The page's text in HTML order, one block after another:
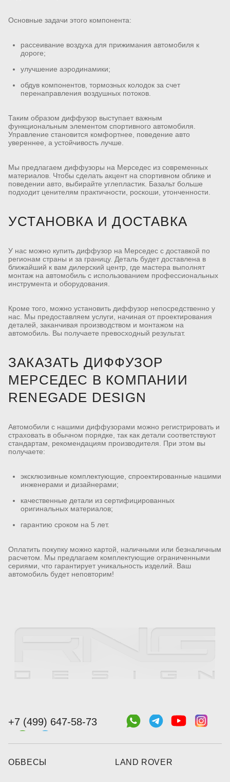
Основные задачи этого компонента:
рассеивание воздуха для прижимания автомобиля к
дороге;
улучшение аэродинамики;
обдув компонентов, тормозных колодок за счет
перенаправления воздушных потоков.
Таким образом диффузор выступает важным
функциональным элементом спортивного автомобиля.
Управление становится комфортнее, поведение авто
увереннее, а устойчивость лучше.
Мы предлагаем диффузоры на Мерседес из современных
материалов. Чтобы сделать акцент на спортивном облике и
поведении авто, выбирайте углепластик. Базальт больше
подходит ценителям практичности, роскоши, утонченности.
УСТАНОВКА И ДОСТАВКА
У нас можно купить диффузор на Мерседес с доставкой по
регионам страны и за границу. Деталь будет доставлена в
ближайший к вам дилерский центр, где мастера выполнят
монтаж на автомобиль с использованием профессиональных
инструмента и оборудования.
Кроме того, можно установить диффузор непосредственно у
нас. Мы предоставляем услуги, начиная от проектирования
деталей, заканчивая производством и монтажом на
автомобиль. Вы получаете превосходный результат.
ЗАКАЗАТЬ ДИФФУЗОР
МЕРСЕДЕС В КОМПАНИИ
RENEGADE DESIGN
Автомобили с нашими диффузорами можно регистрировать и
страховать в обычном порядке, так как детали соответствуют
стандартам, рекомендациям производителя. При этом вы
получаете:
эксклюзивные комплектующие, спроектированные нашими
инженерами и дизайнерами;
качественные детали из сертифицированных
оригинальных материалов;
гарантию сроком на 5 лет.
Оплатить покупку можно картой, наличными или безналичным
расчетом. Мы предлагаем комплектующие ограниченными
сериями, что гарантирует уникальность изделий. Ваш
автомобиль будет неповторим!
+7 (499) 647-58-73
ОБВЕСЫ LAND ROVER